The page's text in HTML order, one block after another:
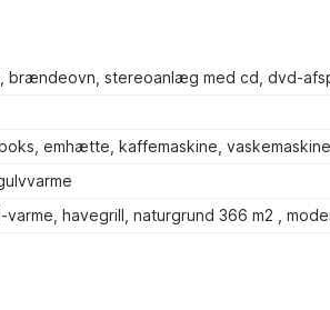
brændeovn, stereoanlæg med cd, dvd-
emhætte, kaffemaskine, vaskemaskine
havegrill, naturgrund 366 m2 ,